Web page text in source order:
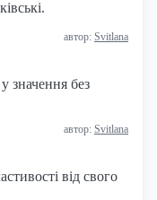
автор: Svitlana
значення без
автор: Svitlana
від свого